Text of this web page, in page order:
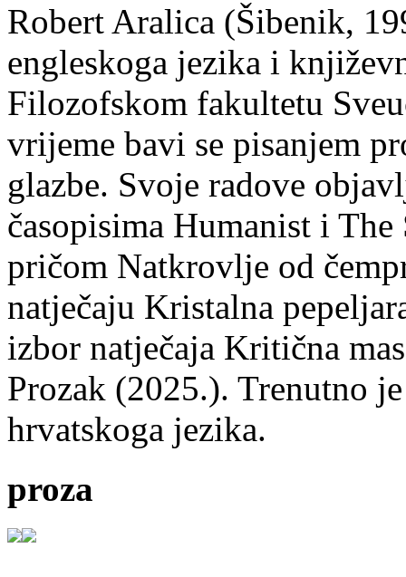
Robert Aralica (Šibenik,
engleskoga jezika i
Filozofskom fakultetu
vrijeme bavi se pisanjem
glazbe. Svoje radove
časopisima Humanist i
pričom Natkrovlje od
natječaju Kristalna
izbor natječaja Kritična
Prozak (2025.). Trenutno
hrvatskoga jezika.
proza